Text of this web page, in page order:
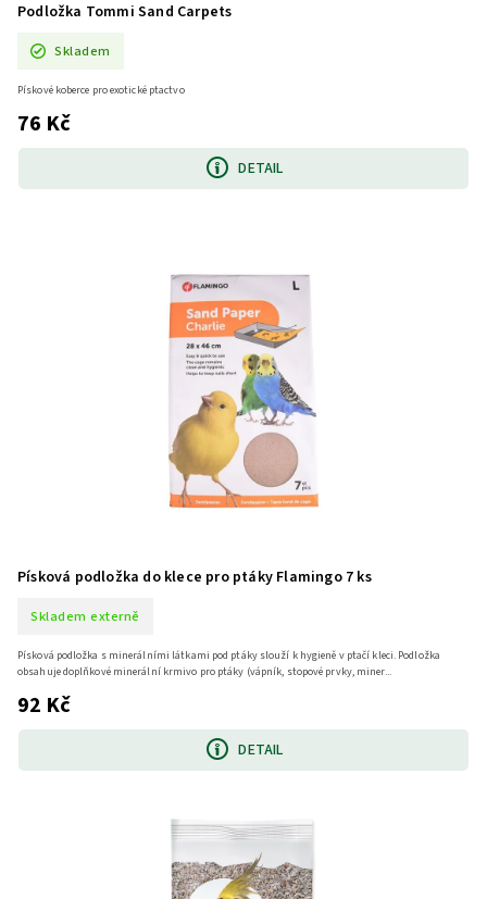
Podložka Tommi Sand Carpets
Skladem
76 Kč
DETAIL
Pískové koberce pro exotické ptactvo
Písková podložka do klece pro ptáky Flamingo 7 ks
Skladem externě
92 Kč
DETAIL
Písková podložka s minerálními látkami pod ptáky slouží k hygieně v ptačí kleci. Podložka
obsahuje doplňkové minerální krmivo pro ptáky (vápník, stopové prvky, miner...